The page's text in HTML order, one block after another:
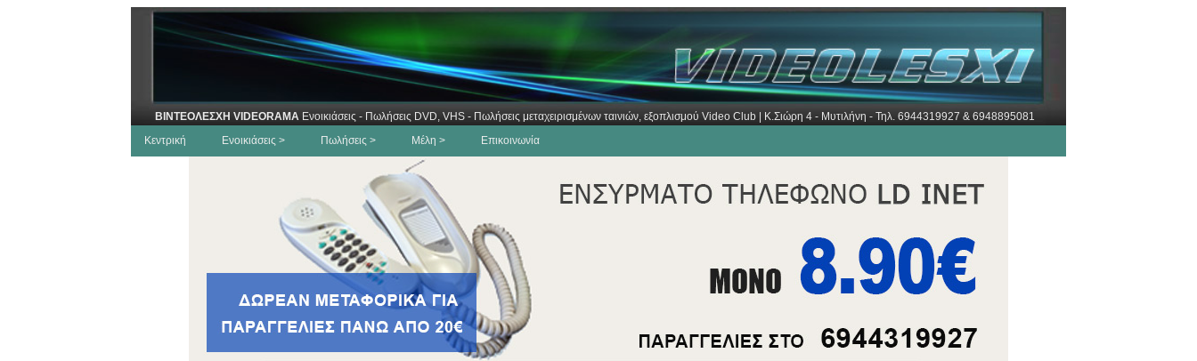
ΒΙΝΤΕΟΛΕΣΧΗ VIDEORAMA Ενοικιάσεις - Πωλήσεις DVD, VHS - Πωλήσεις μεταχειρισμένων ταινιών, εξοπλισμού Video Club | Κ.Σιώρη 4 - Μυτιλήνη - Τηλ. 6944319927 & 6948895081
Κεντρική
Ενοικιάσεις > Πωλήσεις > Μέλη > Επικοινωνία